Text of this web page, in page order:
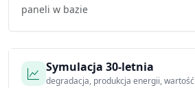
paneli w bazie
Symulacja 30-letnia
degradacja, produkcja energii, wartość